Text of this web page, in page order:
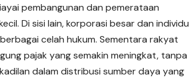
pembangunan dan pemerataan
Di sisi lain, korporasi besar dan individu
celah hukum. Sementara rakyat
pajak yang semakin meningkat, tanpa
dalam distribusi sumber daya yang